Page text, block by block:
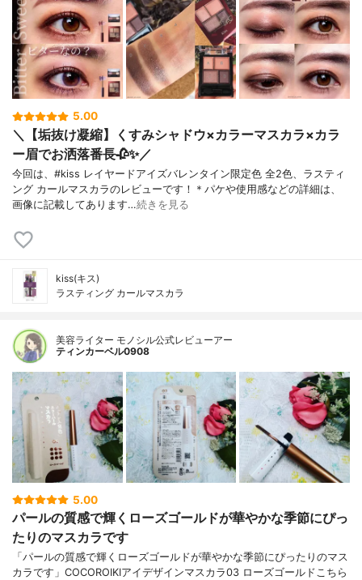
5.00
＼【垢抜け凝縮】くすみシャドウ×カラーマスカラ×カラ
ー眉でお洒落番長🥀✨／
今回は、#kiss レイヤードアイズバレンタイン限定色 全2色、ラスティ
ング カールマスカラのレビューです！＊パケや使用感などの詳細は、
画像に記載してあります…続きを見る
kiss(キス)
ラスティング カールマスカラ
美容ライター モノシル公式レビューアー
ティンカーベル0908
5.00
パールの質感で輝くローズゴールドが華やかな季節にぴっ
たりのマスカラです
「パールの質感で輝くローズゴールドが華やかな季節にぴったりのマス
カラです」COCOROIKIアイデザインマスカラ03 ローズゴールドこちら